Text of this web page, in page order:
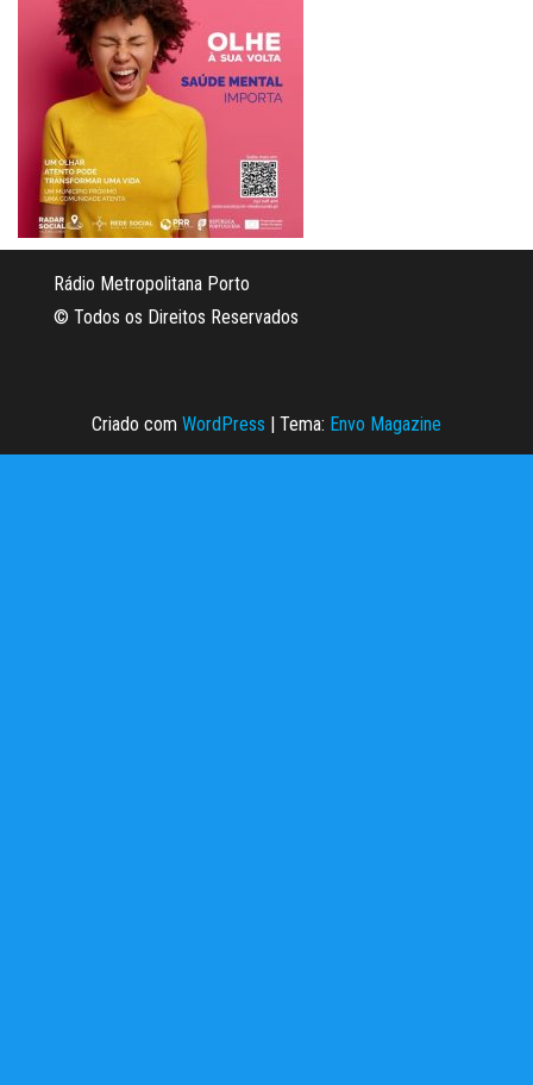
Rádio Metropolitana Porto
© Todos os Direitos Reservados
Criado com WordPress Tema: Envo Magazine